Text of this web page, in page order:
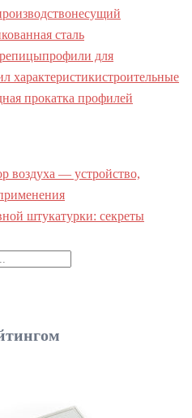
несущий
сталь
профили для
характеристикистроительные
прокатка профилей
воздуха — устройство,
штукатурки: секреты